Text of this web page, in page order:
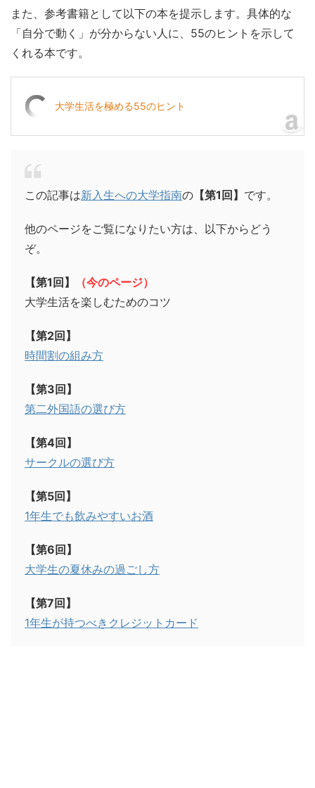
また、参考書籍として以下の本を提示します。具体的な
「自分で動く」が分からない人に、55のヒントを示して
くれる本です。
大学生活を極める55のヒント
この記事は新入生への大学指南の 【第1回】 です。
他のページをご覧になりたい方は、以下からどう
ぞ。
【第1回】
（今のページ）
大学生活を楽しむためのコツ
【第2回】
時間割の組み方
【第3回】
第二外国語の選び方
【第4回】
サークルの選び方
【第5回】
1年生でも飲みやすいお酒
【第6回】
大学生の夏休みの過ごし方
【第7回】
1年生が持つべきクレジットカード